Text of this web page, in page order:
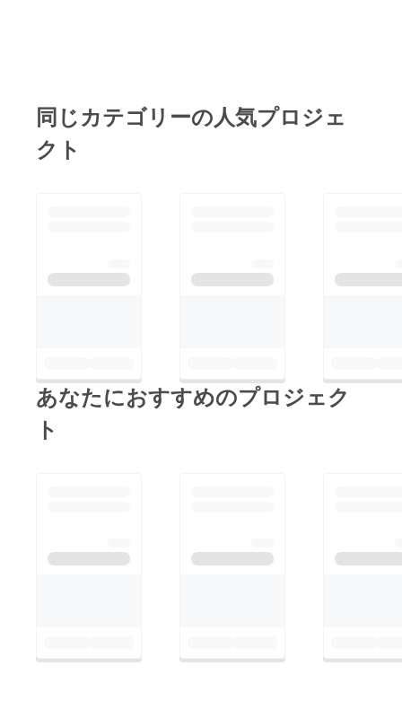
同じカテゴリーの人気プロジェ
クト
あなたにおすすめのプロジェク
ト